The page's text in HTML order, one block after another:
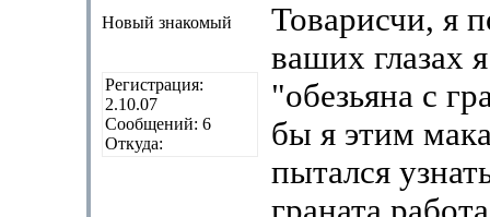
Новый знакомый
Регистрация:
2.10.07
Сообщений: 6
Откуда:
Товарисчи, я
ваших глазах
"обезьяна с
бы я этим
пытался